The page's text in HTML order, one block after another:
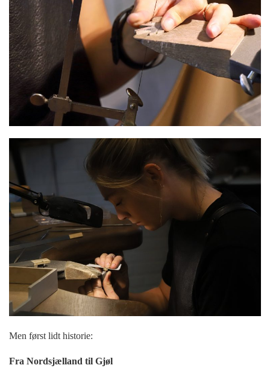
Men først lidt historie:
Fra Nordsjælland til Gjøl